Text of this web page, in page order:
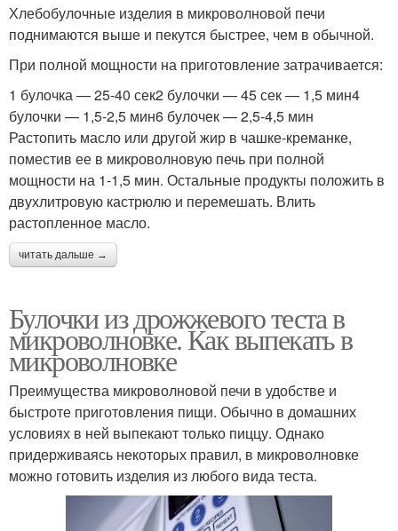
Хлебобулочные изделия в микроволновой печи
поднимаются выше и пекутся быстрее, чем в обычной.
При полной мощности на приготовление затрачивается:
1 булочка — 25-40 сек2 булочки — 45 сек — 1,5 мин4
булочки — 1,5-2,5 мин6 булочек — 2,5-4,5 мин
Растопить масло или другой жир в чашке-креманке,
поместив ее в микроволновую печь при полной
мощности на 1-1,5 мин. Остальные продукты положить в
двухлитровую кастрюлю и перемешать. Влить
растопленное масло.
читать дальше →
Булочки из дрожжевого теста в
микроволновке. Как выпекать в
микроволновке
Преимущества микроволновой печи в удобстве и
быстроте приготовления пищи. Обычно в домашних
условиях в ней выпекают только пиццу. Однако
придерживаясь некоторых правил, в микроволновке
можно готовить изделия из любого вида теста.